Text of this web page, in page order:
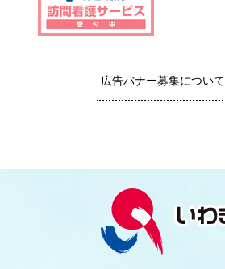
広告バナー募集について